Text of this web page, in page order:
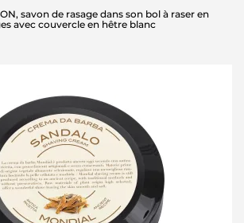
savon de rasage dans son bol à raser en
avec couvercle en hêtre blanc